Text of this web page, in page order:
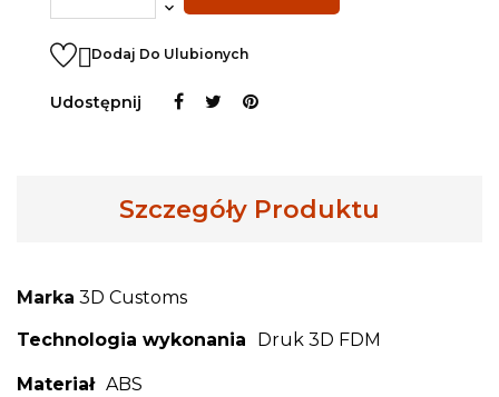
Dodaj Do Ulubionych
Udostępnij
Szczegóły Produktu
Marka 3D Customs
Technologia wykonania
Druk 3D FDM
Materiał ABS